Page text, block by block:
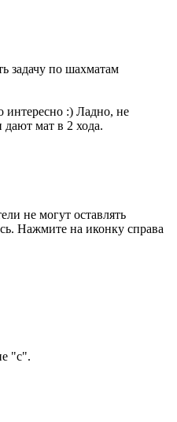
:) Ладно, не
дают мат в 2 хода.
не могут оставлять
Нажмите на иконку справа
"с".